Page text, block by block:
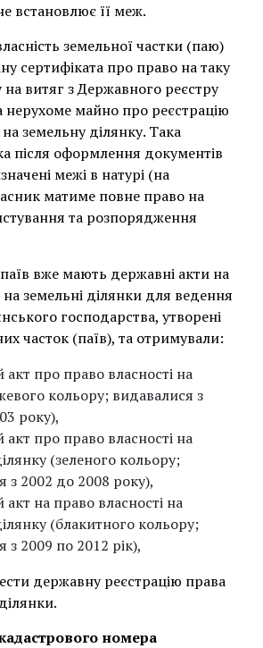
встановлює її меж.
земельної частки (паю)
сертифіката про право на таку
на витяг з Державного реєстру
нерухоме майно про реєстрацію
земельну ділянку. Така
після оформлення документів
межі в натурі (на
матиме повне право на
та розпорядження
вже мають державні акти на
на земельні ділянки для ведення
господарства, утворені
часток (паїв), та отримували:
про право власності на
кольору; видавалися з
року),
про право власності на
(зеленого кольору;
з 2002 до 2008 року),
на право власності на
(блакитного кольору;
з 2009 по 2012 рік),
державну реєстрацію права
номера